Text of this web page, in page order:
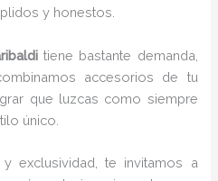
y honestos.
tiene bastante demanda,
accesorios de tu
que luzcas como siempre
único.
exclusividad, te invitamos a